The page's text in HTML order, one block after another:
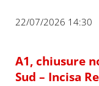
22/07/2026 14:30
A1, chiusure
Sud – Incisa